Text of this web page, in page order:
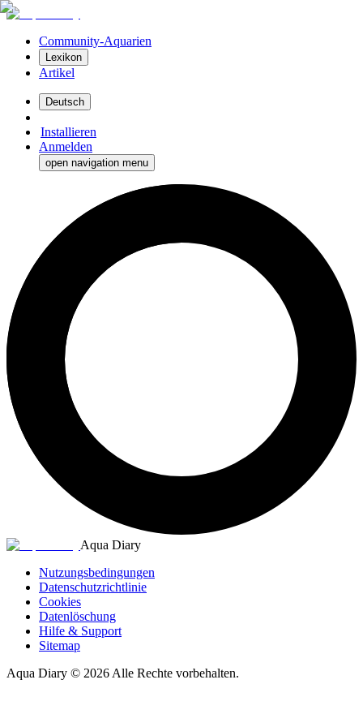
Community-Aquarien
Lexikon
Artikel
Deutsch
Installieren
Anmelden
open navigation menu
Aqua Diary
Nutzungsbedingungen
Datenschutzrichtlinie
Cookies
Datenlöschung
Hilfe & Support
Sitemap
Aqua Diary © 2026 Alle Rechte vorbehalten.